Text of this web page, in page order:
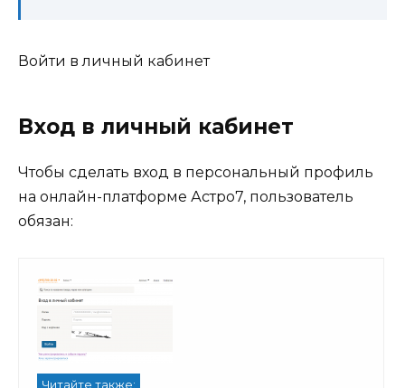
Войти в личный кабинет
Вход в личный кабинет
Чтобы сделать вход в персональный профиль
на онлайн-платформе Астро7, пользователь
обязан:
Читайте также: